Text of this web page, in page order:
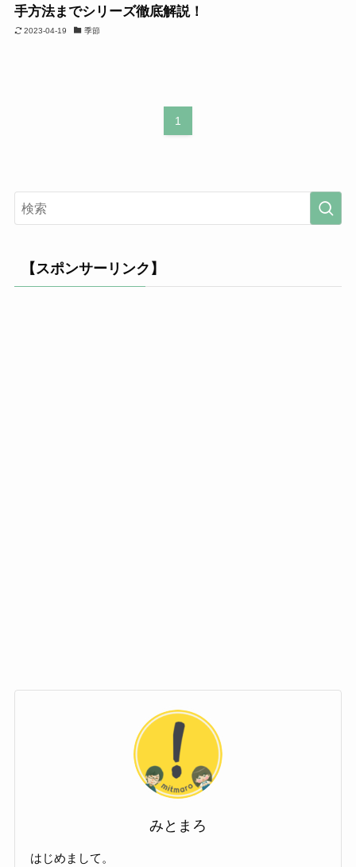
手方法までシリーズ徹底解説！
2023-04-19 季節
1
【スポンサーリンク】
みとまろ
はじめまして。